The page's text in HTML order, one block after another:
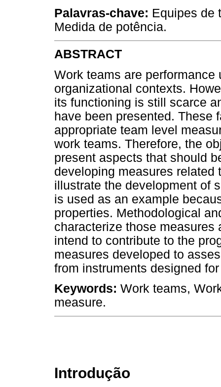
Palavras-chave: Equipes de
Medida de potência.
ABSTRACT
Work teams are
organizational contexts.
its functioning is still scarce
have been presented. These
appropriate team level
work teams. Therefore, the
present aspects that should
developing measures related
illustrate the development of
is used as an example
properties. Methodological
characterize those measures
intend to contribute to the
measures developed to
from instruments designed
Keywords: Work teams,
measure.
Introdução